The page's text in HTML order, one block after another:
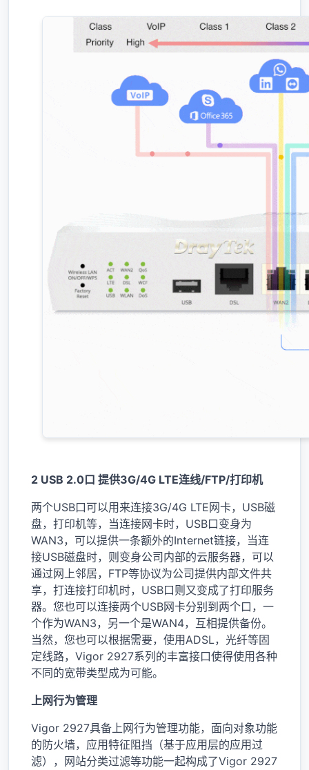
2 USB 2.0口 提供3G/4G LTE连线/FTP/打印机
两个USB口可以用来连接3G/4G LTE网卡，USB磁
盘，打印机等，当连接网卡时，USB口变身为
WAN3，可以提供一条额外的Internet链接，当连
接USB磁盘时，则变身公司内部的云服务器，可以
通过网上邻居，FTP等协议为公司提供内部文件共
享，打连接打印机时，USB口则又变成了打印服务
器。您也可以连接两个USB网卡分别到两个口，一
个作为WAN3，另一个是WAN4，互相提供备份。
当然，您也可以根据需要，使用ADSL，光纤等固
定线路，Vigor 2927系列的丰富接口使得使用各种
不同的宽带类型成为可能。
上网行为管理
Vigor 2927具备上网行为管理功能，面向对象功能
的防火墙，应用特征阻挡（基于应用层的应用过
滤），网站分类过滤等功能一起构成了Vigor 2927